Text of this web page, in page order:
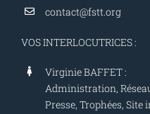
contact@fstt.org
VOS INTERLOCUTRICES :
Virginie BAFFET :
Administration,
Presse, Trophées, Site